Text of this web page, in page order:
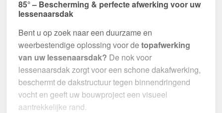
85° – Bescherming & perfecte afwerking voor uw
lessenaarsdak
Bent u op zoek naar een duurzame en
weerbestendige oplossing voor detopafwerking
van uw lessenaarsdak? De nok voor
lessenaarsdak zorgt voor een schone dakafwerking,
beschermt de dakstructuur tegen binnendringend
vocht en geeft uw bouwproject een visueel
aantrekkelijke rand.